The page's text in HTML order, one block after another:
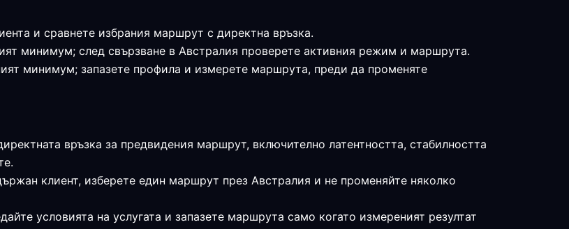
и сравнете избрания маршрут с директна връзка.
минимум; след свързване в Австралия проверете активния режим и маршрута.
минимум; запазете профила и измерете маршрута, преди да променяте
връзка за предвидения маршрут, включително латентността, стабилността
клиент, изберете един маршрут през Австралия и не променяйте няколко
условията на услугата и запазете маршрута само когато измереният резултат